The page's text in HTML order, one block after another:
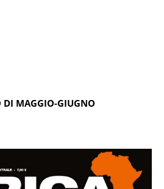
DI MAGGIO-GIUGNO